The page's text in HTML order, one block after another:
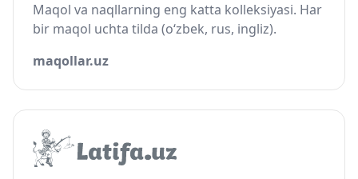
Maqol va naqllarning eng katta kolleksiyasi. Har
bir maqol uchta tilda (o‘zbek, rus, ingliz).
maqollar.uz